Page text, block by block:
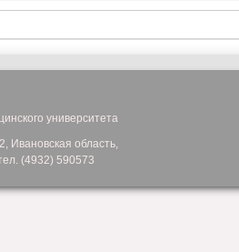
университета
Ивановская область,
(4932) 590573